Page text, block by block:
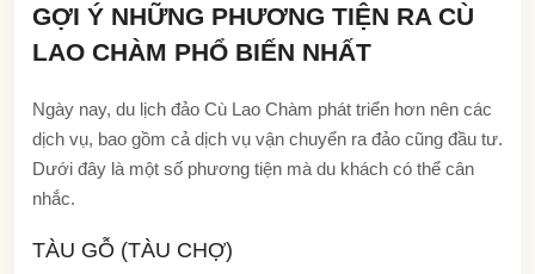
GỢI Ý NHỮNG PHƯƠNG TIỆN RA CÙ
LAO CHÀM PHỔ BIẾN NHẤT
Ngày nay, du lịch đảo Cù Lao Chàm phát triển hơn nên các
dịch vụ, bao gồm cả dịch vụ vận chuyển ra đảo cũng đầu tư.
Dưới đây là một số phương tiện mà du khách có thể cân
nhắc.
TÀU GỖ (TÀU CHỢ)